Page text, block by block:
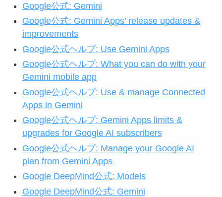
Google公式: Gemini
Google公式: Gemini Apps’ release updates &
improvements
Google公式ヘルプ: Use Gemini Apps
Google公式ヘルプ: What you can do with your
Gemini mobile app
Google公式ヘルプ: Use & manage Connected
Apps in Gemini
Google公式ヘルプ: Gemini Apps limits &
upgrades for Google AI subscribers
Google公式ヘルプ: Manage your Google AI
plan from Gemini Apps
Google DeepMind公式: Models
Google DeepMind公式: Gemini